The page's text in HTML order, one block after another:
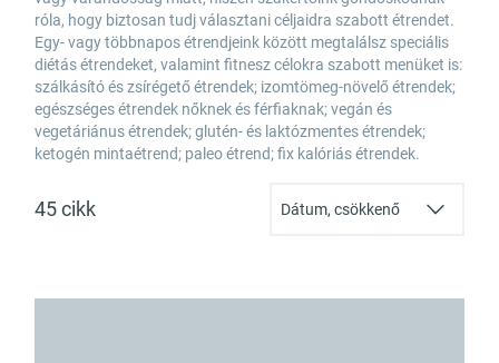
45 cikk
róla, hogy biztosan tudj választani céljaidra szabott étrendet.
Egy- vagy többnapos étrendjeink között megtalálsz speciális
diétás étrendeket, valamint fitnesz célokra szabott menüket is:
szálkásító és zsírégető étrendek; izomtömeg-növelő étrendek;
egészséges étrendek nőknek és férfiaknak; vegán és
vegetáriánus étrendek; glutén- és laktózmentes étrendek;
ketogén mintaétrend; paleo étrend; fix kalóriás étrendek.